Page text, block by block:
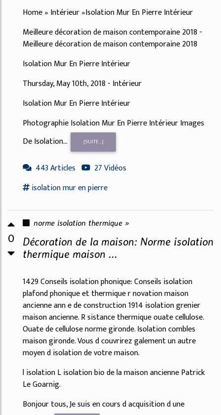
Home » Intérieur »Isolation Mur En Pierre Intérieur
Meilleure décoration de maison contemporaine 2018 -
Meilleure décoration de maison contemporaine 2018
Isolation Mur En Pierre Intérieur
Thursday, May 10th, 2018 - Intérieur
Isolation Mur En Pierre Intérieur
Photographie Isolation Mur En Pierre Intérieur Images
De Isolation...
[SUITE...]
443 Articles
27 Vidéos
isolationmur en pierre
0
norme isolation thermique »
Décoration de la maison: Norme isolation
thermique maison ...
1429 Conseils isolation phonique: Conseils isolation
plafond phonique et thermique r novation maison
ancienne ann e de construction 1914 isolation grenier
maison ancienne. R sistance thermique ouate cellulose.
Ouate de cellulose norme gironde. Isolation combles
maison gironde. Vous d couvrirez galement un autre
moyen d isolation de votre maison.
l isolation L isolation bio de la maison ancienne Patrick
Le Goarnig.
Bonjour tous, Je suis en cours d acquisition d une